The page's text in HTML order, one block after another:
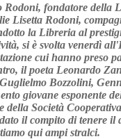
Rodoni, fondatore della
Lisetta Rodoni,
la Libreria al
si è svolta venerdì
cui hanno preso
il poeta Leonardo
Bozzolini,
giovane esponente
della Società
il compito di tenere il
qui ampi stralci.